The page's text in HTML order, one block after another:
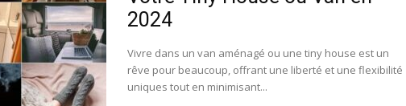
2024
Vivre dans un van aménagé ou une tiny house est un
rêve pour beaucoup, offrant une liberté et une flexibilité
uniques tout en minimisant...